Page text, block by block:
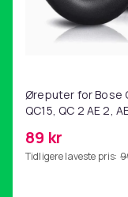
Øreputer for Bose
QC15, QC 2 AE 2,
89 kr
Tidligere laveste pris: